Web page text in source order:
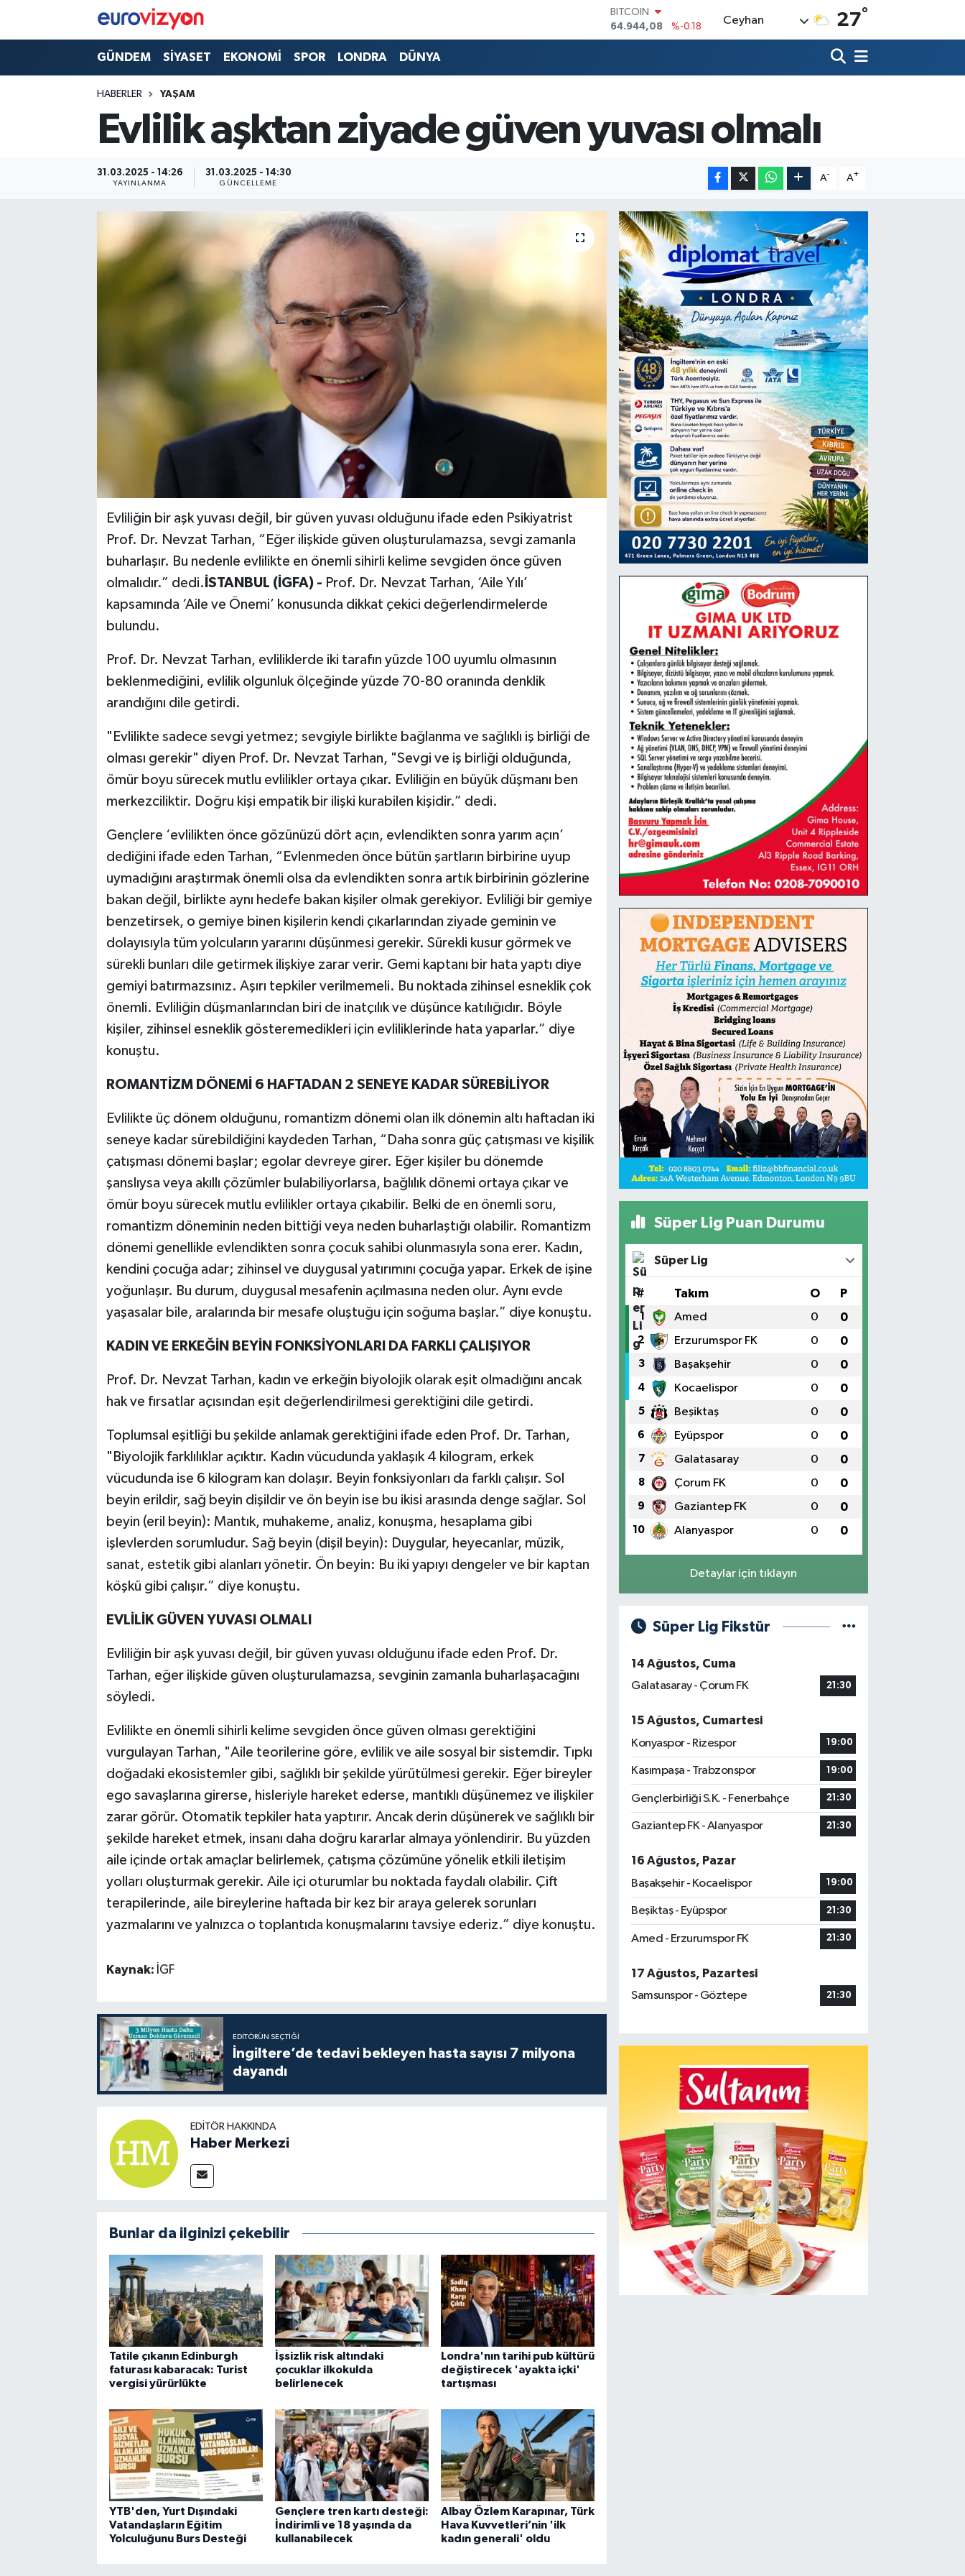
DOLAR
47,7436
%0.18
EURO
BİST100
13.779
%-14
Ceyhan 27°
GÜNDEM SİYASET EKONOMİ SPOR LONDRA DÜNYA
HABERLER YAŞAM
Evlilik aşktan ziyade güven yuvası olmalı
31.03.2025 - 14:26
YAYINLANMA
31.03.2025 - 14:30
GÜNCELLEME
A- A+
Evliliğin bir aşk yuvası değil, bir güven yuvası olduğunu ifade eden Psikiyatrist
Prof. Dr. Nevzat Tarhan, “Eğer ilişkide güven oluşturulamazsa, sevgi zamanla
buharlaşır. Bu nedenle evlilikte en önemli sihirli kelime sevgiden önce güven
olmalıdır.” dedi. İSTANBUL (İGFA) - Prof. Dr. Nevzat Tarhan, ‘Aile Yılı’
kapsamında ‘Aile ve Önemi’ konusunda dikkat çekici değerlendirmelerde
bulundu.
Prof. Dr. Nevzat Tarhan, evliliklerde iki tarafın yüzde 100 uyumlu olmasının
beklenmediğini, evlilik olgunluk ölçeğinde yüzde 70-80 oranında denklik
arandığını dile getirdi.
"Evlilikte sadece sevgi yetmez; sevgiyle birlikte bağlanma ve sağlıklı iş birliği de
olması gerekir" diyen Prof. Dr. Nevzat Tarhan, "Sevgi ve iş birliği olduğunda,
ömür boyu sürecek mutlu evlilikler ortaya çıkar. Evliliğin en büyük düşmanı ben
merkezciliktir. Doğru kişi empatik bir ilişki kurabilen kişidir.” dedi.
Gençlere ‘evlilikten önce gözünüzü dört açın, evlendikten sonra yarım açın’
dediğini ifade eden Tarhan, “Evlenmeden önce bütün şartların birbirine uyup
uymadığını araştırmak önemli olsa da evlendikten sonra artık birbirinin gözlerine
bakan değil, birlikte aynı hedefe bakan kişiler olmak gerekiyor. Evliliği bir gemiye
benzetirsek, o gemiye binen kişilerin kendi çıkarlarından ziyade geminin ve
dolayısıyla tüm yolcuların yararını düşünmesi gerekir. Sürekli kusur görmek ve
sürekli bunları dile getirmek ilişkiye zarar verir. Gemi kaptanı bir hata yaptı diye
gemiyi batırmazsınız. Aşırı tepkiler verilmemeli. Bu noktada zihinsel esneklik çok
önemli. Evliliğin düşmanlarından biri de inatçılık ve düşünce katılığıdır. Böyle
kişiler, zihinsel esneklik gösteremedikleri için evliliklerinde hata yaparlar.” diye
konuştu.
ROMANTİZM DÖNEMİ 6 HAFTADAN 2 SENEYE KADAR SÜREBİLİYOR
Evlilikte üç dönem olduğunu, romantizm dönemi olan ilk dönemin altı haftadan iki
seneye kadar sürebildiğini kaydeden Tarhan, “Daha sonra güç çatışması ve kişilik
çatışması dönemi başlar; egolar devreye girer. Eğer kişiler bu dönemde
şanslıysa veya akıllı çözümler bulabiliyorlarsa, bağlılık dönemi ortaya çıkar ve
ömür boyu sürecek mutlu evlilikler ortaya çıkabilir. Belki de en önemli soru,
romantizm döneminin neden bittiği veya neden buharlaştığı olabilir. Romantizm
dönemi genellikle evlendikten sonra çocuk sahibi olunmasıyla sona erer. Kadın,
kendini çocuğa adar; zihinsel ve duygusal yatırımını çocuğa yapar. Erkek de işine
yoğunlaşır. Bu durum, duygusal mesafenin açılmasına neden olur. Aynı evde
yaşasalar bile, aralarında bir mesafe oluştuğu için soğuma başlar.” diye konuştu.
KADIN VE ERKEĞİN BEYİN FONKSİYONLARI DA FARKLI ÇALIŞIYOR
Prof. Dr. Nevzat Tarhan, kadın ve erkeğin biyolojik olarak eşit olmadığını ancak
hak ve fırsatlar açısından eşit değerlendirilmesi gerektiğini dile getirdi.
Toplumsal eşitliği bu şekilde anlamak gerektiğini ifade eden Prof. Dr. Tarhan,
"Biyolojik farklılıklar açıktır. Kadın vücudunda yaklaşık 4 kilogram, erkek
vücudunda ise 6 kilogram kan dolaşır. Beyin fonksiyonları da farklı çalışır. Sol
beyin erildir, sağ beyin dişildir ve ön beyin ise bu ikisi arasında denge sağlar. Sol
beyin (eril beyin): Mantık, muhakeme, analiz, konuşma, hesaplama gibi
işlevlerden sorumludur. Sağ beyin (dişil beyin): Duygular, heyecanlar, müzik,
sanat, estetik gibi alanları yönetir. Ön beyin: Bu iki yapıyı dengeler ve bir kaptan
köşkü gibi çalışır.” diye konuştu.
EVLİLİK GÜVEN YUVASI OLMALI
Evliliğin bir aşk yuvası değil, bir güven yuvası olduğunu ifade eden Prof. Dr.
Tarhan, eğer ilişkide güven oluşturulamazsa, sevginin zamanla buharlaşacağını
söyledi.
Evlilikte en önemli sihirli kelime sevgiden önce güven olması gerektiğini
vurgulayan Tarhan, "Aile teorilerine göre, evlilik ve aile sosyal bir sistemdir. Tıpkı
doğadaki ekosistemler gibi, sağlıklı bir şekilde yürütülmesi gerekir. Eğer bireyler
ego savaşlarına girerse, hisleriyle hareket ederse, mantıklı düşünemez ve ilişkiler
zarar görür. Otomatik tepkiler hata yaptırır. Ancak derin düşünerek ve sağlıklı bir
şekilde hareket etmek, insanı daha doğru kararlar almaya yönlendirir. Bu yüzden
aile içinde ortak amaçlar belirlemek, çatışma çözümüne yönelik etkili iletişim
yolları oluşturmak gerekir. Aile içi oturumlar bu noktada faydalı olabilir. Çift
terapilerinde, aile bireylerine haftada bir kez bir araya gelerek sorunları
yazmalarını ve yalnızca o toplantıda konuşmalarını tavsiye ederiz.” diye konuştu.
Kaynak: İGF
EDITÖRÜN SEÇTIĞI
İngiltere’de tedavi bekleyen hasta sayısı 7 milyona
dayandı
EDITÖR HAKKINDA
Haber Merkezi
Bunlar da ilginizi çekebilir
Tatile çıkanın Edinburgh
faturası kabaracak: Turist
vergisi yürürlükte
İşsizlik risk altındaki
çocuklar ilkokulda
belirlenecek
Londra'nın tarihi pub kültürü
değiştirecek 'ayakta içki'
tartışması
YTB'den, Yurt Dışındaki
Vatandaşların Eğitim
Yolculuğunu Burs Desteği
Gençlere tren kartı desteği:
İndirimli ve 18 yaşında da
kullanabilecek
Albay Özlem Karapınar, Türk
Hava Kuvvetleri’nin 'ilk
kadın generali' oldu
Süper Lig Puan Durumu
Süper Lig
# Takım O P
1 Amed 0 0
2 Erzurumspor FK 0 0
3 Başakşehir 0 0
4 Kocaelispor 0 0
5 Beşiktaş 0 0
6 Eyüpspor 0 0
7 Galatasaray 0 0
8 Çorum FK 0 0
9 Gaziantep FK 0 0
10 Alanyaspor 0 0
Detaylar için tıklayın
Süper Lig Fikstür
14 Ağustos, Cuma
Galatasaray - Çorum FK
21:30
15 Ağustos, Cumartesi
Konyaspor - Rizespor
19:00
Kasımpaşa - Trabzonspor 19:00
Gençlerbirliği S.K. - Fenerbahçe 21:30
Gaziantep FK - Alanyaspor 21:30
16 Ağustos, Pazar
Başakşehir - Kocaelispor
19:00
Beşiktaş - Eyüpspor 21:30
Amed - Erzurumspor FK 21:30
17 Ağustos, Pazartesi
Samsunspor - Göztepe
21:30